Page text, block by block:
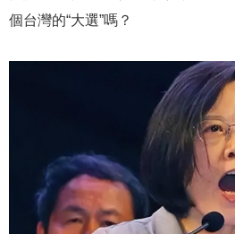
個台灣的“大選”嗎？